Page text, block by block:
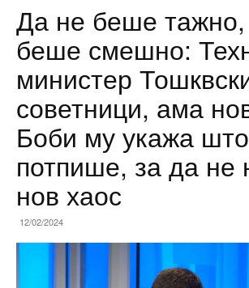
Да не беше тажно,
беше смешно:
министер
советници, ама
Боби му укажа
потпише, за да не
нов хаос
12/02/2024